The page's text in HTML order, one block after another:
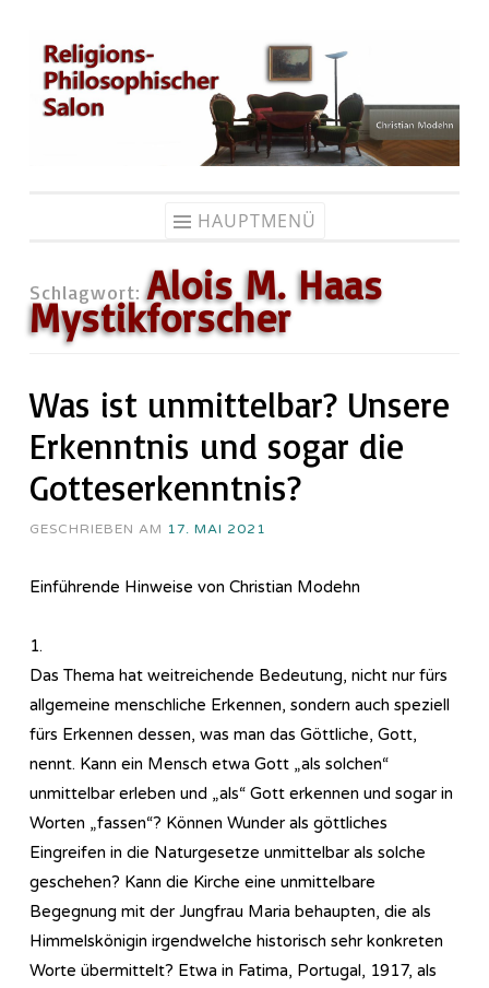
Zum
Inhalt
springen
HAUPTMENÜ
Schlagwort:Alois M. Haas
Mystikforscher
Was ist unmittelbar? Unsere
Erkenntnis und sogar die
Gotteserkenntnis?
GESCHRIEBEN AM 17. MAI 2021
Einführende Hinweise von Christian Modehn
1.
Das Thema hat weitreichende Bedeutung, nicht nur fürs
allgemeine menschliche Erkennen, sondern auch speziell
fürs Erkennen dessen, was man das Göttliche, Gott,
nennt. Kann ein Mensch etwa Gott „als solchen“
unmittelbar erleben und „als“ Gott erkennen und sogar in
Worten „fassen“? Können Wunder als göttliches
Eingreifen in die Naturgesetze unmittelbar als solche
geschehen? Kann die Kirche eine unmittelbare
Begegnung mit der Jungfrau Maria behaupten, die als
Himmelskönigin irgendwelche historisch sehr konkreten
Worte übermittelt? Etwa in Fatima, Portugal, 1917, als